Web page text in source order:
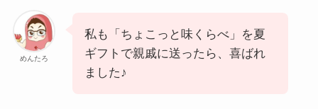
めんたろ
私も「ちょこっと味くらべ」を夏
ギフトで親戚に送ったら、喜ばれ
ました♪